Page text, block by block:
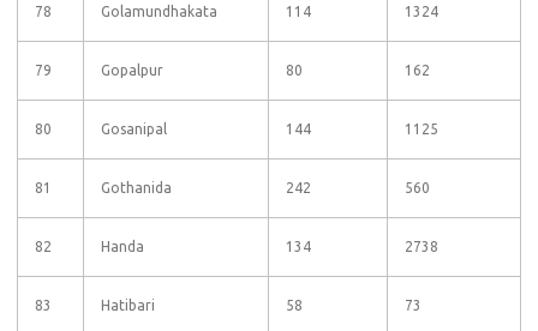
78 Golamundhakata 114 1324
79 Gopalpur 80 162
80 Gosanipal 144 1125
81 Gothanida 242 560
82 Handa 134 2738
83 Hatibari 58 73